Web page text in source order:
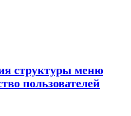
структуры меню
пользователей